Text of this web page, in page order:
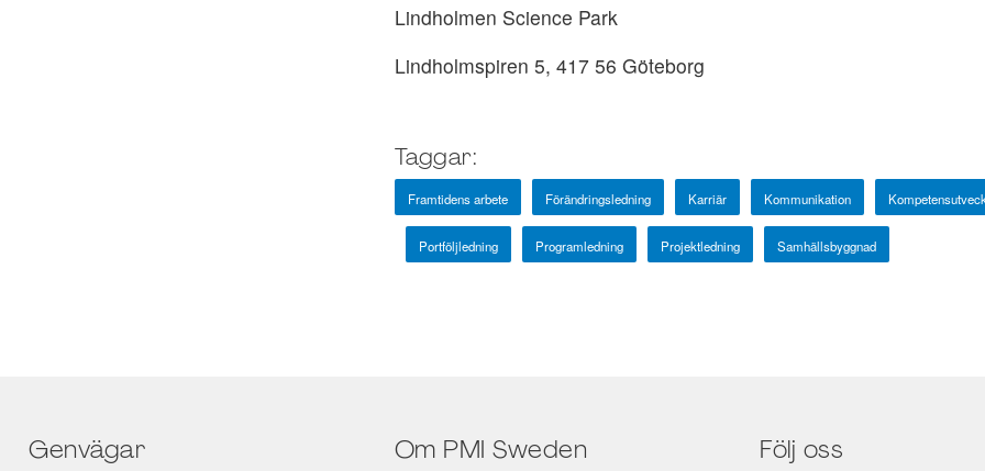
Lindholmen Science Park
Lindholmspiren 5, 417 56 Göteborg
Taggar:
Framtidens arbete Förändringsledning Karriär Kommunikation
Portföljledning Programledning Projektledning Samhällsbyggnad
Genvägar
Om PMI Sweden
Följ oss